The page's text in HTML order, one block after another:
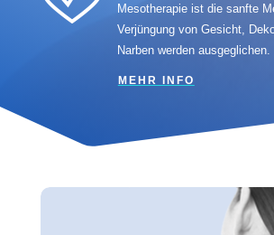
Mesotherapie ist die sanfte
Verjüngung von Gesicht,
Narben werden ausgeglichen.
MEHR INFO